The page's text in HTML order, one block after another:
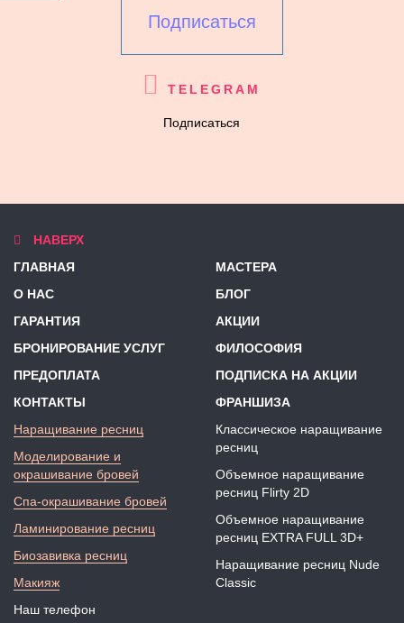
Подписаться
TELEGRAM
Подписаться
НАВЕРХ
ГЛАВНАЯ
О НАС
ГАРАНТИЯ
БРОНИРОВАНИЕ УСЛУГ
ПРЕДОПЛАТА
КОНТАКТЫ
МАСТЕРА
БЛОГ
АКЦИИ
ФИЛОСОФИЯ
ПОДПИСКА НА АКЦИИ
ФРАНШИЗА
Наращивание ресниц
Моделирование и
окрашивание бровей
Спа-окрашивание бровей
Ламинирование ресниц
Биозавивка ресниц
Макияж
Классическое наращивание
ресниц
Объемное наращивание
ресниц Flirty 2D
Объемное наращивание
ресниц EXTRA FULL 3D+
Наращивание ресниц Nude
Classic
Наш телефон